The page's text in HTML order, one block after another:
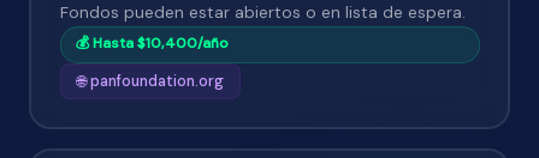
Fondos pueden estar abiertos o en lista de espera.
💰 Hasta $10,400/año
🌐 panfoundation.org